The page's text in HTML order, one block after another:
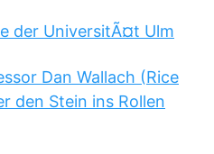
der UniversitÃ¤t Ulm
Dan Wallach (Rice
den Stein ins Rollen